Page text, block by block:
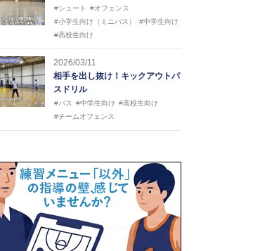
#シュート
#オフェンス
#小学生向け（ミニバス）
#中学生向け
#高校生向け
2026/03/11
相手を出し抜け！キックアウトパ
スドリル
#パス #中学生向け #高校生向け
#チームオフェンス